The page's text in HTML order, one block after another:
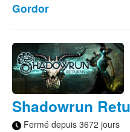
Gordor
Shadowrun
Fermé depuis 3672 jours